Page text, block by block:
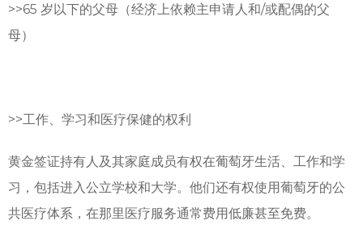
>>65 岁以下的父母（经济上依赖主申请人和/或配偶的父
母）
>>工作、学习和医疗保健的权利
黄金签证持有人及其家庭成员有权在葡萄牙生活、工作和学
习，包括进入公立学校和大学。他们还有权使用葡萄牙的公
共医疗体系，在那里医疗服务通常费用低廉甚至免费。